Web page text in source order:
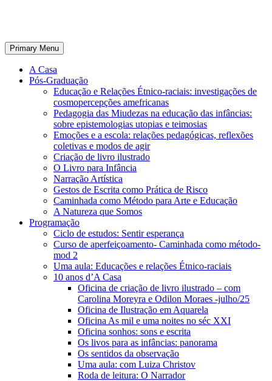
Primary Menu
A Casa
Pós-Graduação
Educação e Relações Étnico-raciais: investigações de
cosmopercepções amefricanas
Pedagogia das Miudezas na educação das infâncias:
sobre epistemologias utopias e teimosias
Emoções e a escola: relações pedagógicas, reflexões
coletivas e modos de agir
Criação de livro ilustrado
O Livro para Infância
Narração Artística
Gestos de Escrita como Prática de Risco
Caminhada como Método para Arte e Educação
A Natureza que Somos
Programação
Ciclo de estudos: Sentir esperança
Curso de aperfeiçoamento- Caminhada como método-
mod 2
Uma aula: Educações e relações Étnico-raciais
10 anos d’A Casa
Oficina de criação de livro ilustrado – com
Carolina Moreyra e Odilon Moraes -julho/25
Oficina de Ilustração em Aquarela
Oficina As mil e uma noites no séc XXI
Oficina sonhos: sons e escrita
Os livos para as infâncias: panorama
Os sentidos da observação
Uma aula: com Luiza Christov
Roda de leitura: O Narrador